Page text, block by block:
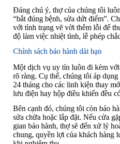
Đáng chú ý, thợ của chúng tôi
“bắt đúng bệnh, sửa dứt điểm”.
với tình trạng vẽ vời thêm lỗi để
độ làm việc nhiệt tình, lễ phép
Chính sách bảo hành dài hạn
Một dịch vụ uy tín luôn đi kèm với
rõ ràng. Cụ thể, chúng tôi áp
24 tháng cho các linh kiện thay
lưu điện hay hộp điều khiển đều
Bên cạnh đó, chúng tôi còn bảo
sửa chữa hoặc lắp đặt. Nếu cửa
gian bảo hành, thợ sẽ đến xử lý
chung, quyền lợi của khách hàng